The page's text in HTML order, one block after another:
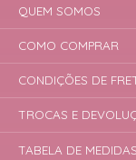
QUEM SOMOS
COMO COMPRAR
CONDIÇÕES DE
TROCAS E
TABELA DE MEDIDAS